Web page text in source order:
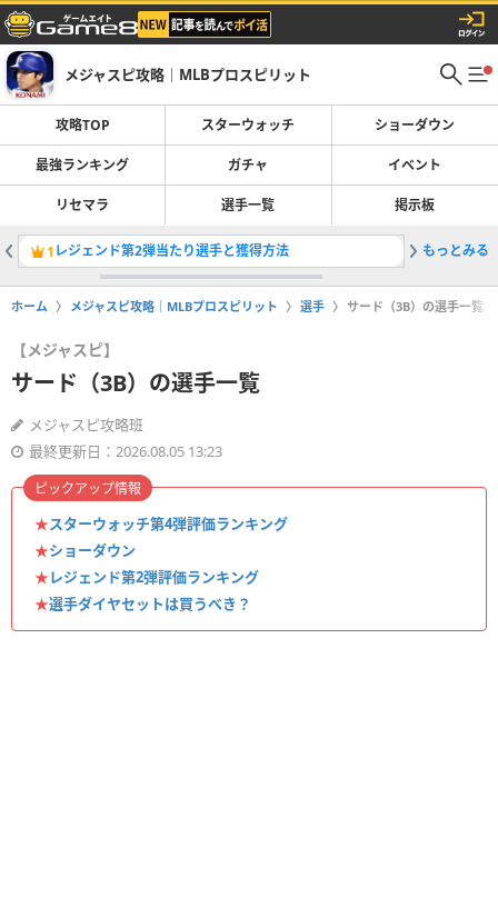
メジャスピ攻略｜MLBプロスピリット
攻略TOP スターウォッチ ショーダウン
最強ランキング ガチャ イベント
リセマラ 選手一覧 掲示板
1 レジェンド第2弾当たり選手と獲得方法 2ガチャ
もっとみる
ホーム メジャスピ攻略｜MLBプロスピリット 選手 サード（3B）の選手一覧
【メジャスピ】
サード（3B）の選手一覧
メジャスピ攻略班
最終更新日：2026.08.05 13:23
★スターウォッチ第4弾評価ランキング
★ショーダウン
★レジェンド第2弾評価ランキング
★選手ダイヤセットは買うべき？
ピックアップ情報